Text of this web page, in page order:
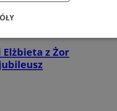
Elżbieta z Żor
Targetowanie